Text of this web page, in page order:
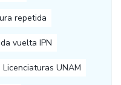
repetida
vuelta IPN
Licenciaturas UNAM